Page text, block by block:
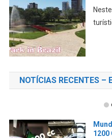
NOTÍCIAS RECENTES –
1200